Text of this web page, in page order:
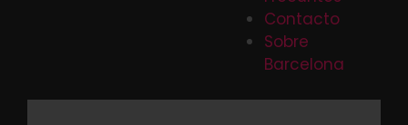
Contacto
Sobre
Barcelona